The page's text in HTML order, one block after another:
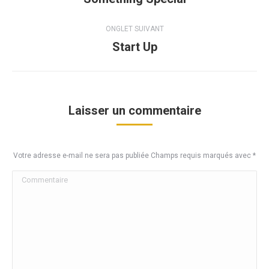
précédent
ONGLET SUIVANT
Onglet
suivant
Start Up
Laisser un commentaire
Votre adresse e-mail ne sera pas publiée Champs requis marqués avec *
Commentaire